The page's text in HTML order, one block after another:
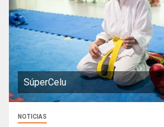
SúperCelu
NOTICIAS